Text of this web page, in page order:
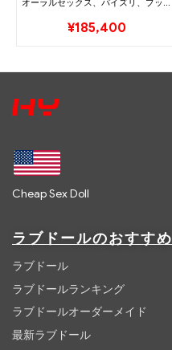
オーラルセックス、パイズリ、プッシ
¥185,400
Cheap Sex Doll
ラブドールのおすすめ
ラブドール
ラブドールランキング
ラブドールオーダーメイド
最新ラブドール